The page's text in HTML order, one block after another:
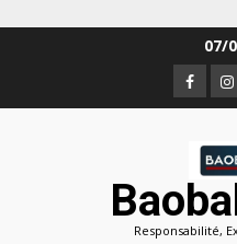
07/
Responsabilité,